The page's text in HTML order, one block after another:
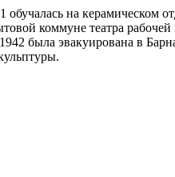
на керамическом
коммуне театра
была эвакуирована в